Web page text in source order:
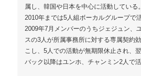
属し、韓国や日本を中心に活動している。
2010年までは5人組ボーカルグループで
2009年7月メンバーのうちジェジュン、
スの3人が所属事務所に対する専属契約
こし、5人での活動が無期限休止され、
バック以降はユンホ、チャンミン2人で活